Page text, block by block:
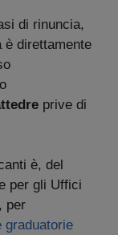
di rinuncia,
è direttamente
prive di
è, del
per gli Uffici
per
graduatorie